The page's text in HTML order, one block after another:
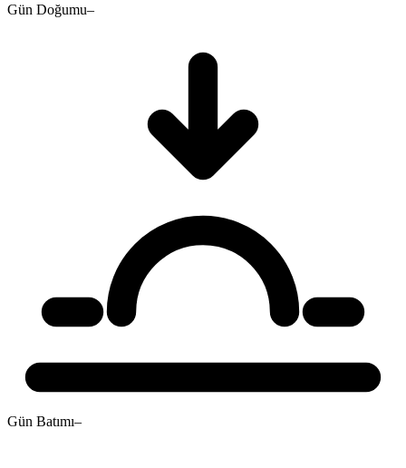
Gün Doğumu–
Gün Batımı–